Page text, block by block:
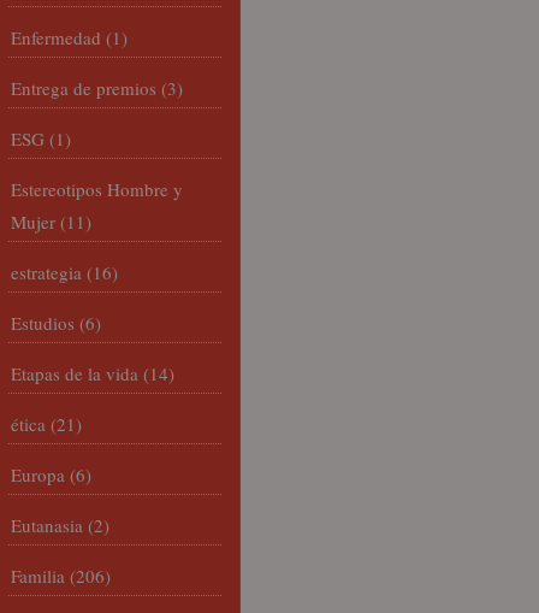
Enfermedad (1)
Entrega de premios (3)
ESG (1)
Estereotipos Hombre y
Mujer (11)
estrategia (16)
Estudios (6)
Etapas de la vida (14)
ética (21)
Europa (6)
Eutanasia (2)
Familia (206)